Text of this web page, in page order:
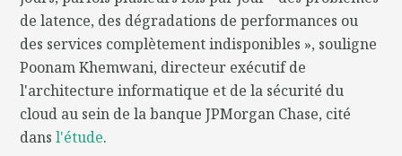
de latence, des dégradations de performances ou
des services complètement indisponibles », souligne
Poonam Khemwani, directeur exécutif de
l'architecture informatique et de la sécurité du
cloud au sein de la banque JPMorgan Chase, cité
dansl'étude.